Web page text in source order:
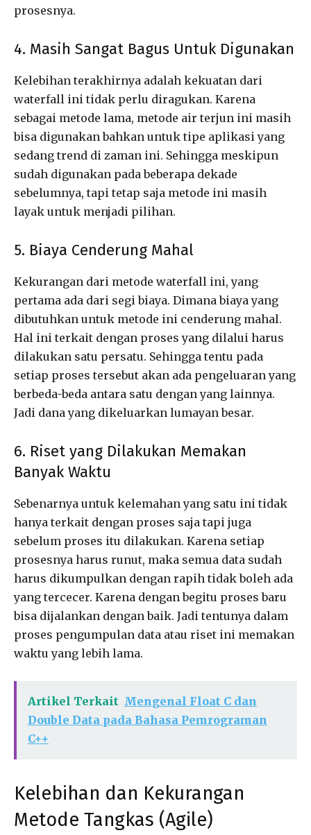
prosesnya.
4. Masih Sangat Bagus Untuk Digunakan
Kelebihan terakhirnya adalah kekuatan dari
waterfall ini tidak perlu diragukan. Karena
sebagai metode lama, metode air terjun ini masih
bisa digunakan bahkan untuk tipe aplikasi yang
sedang trend di zaman ini. Sehingga meskipun
sudah digunakan pada beberapa dekade
sebelumnya, tapi tetap saja metode ini masih
layak untuk menjadi pilihan.
5. Biaya Cenderung Mahal
Kekurangan dari metode waterfall ini, yang
pertama ada dari segi biaya. Dimana biaya yang
dibutuhkan untuk metode ini cenderung mahal.
Hal ini terkait dengan proses yang dilalui harus
dilakukan satu persatu. Sehingga tentu pada
setiap proses tersebut akan ada pengeluaran yang
berbeda-beda antara satu dengan yang lainnya.
Jadi dana yang dikeluarkan lumayan besar.
6. Riset yang Dilakukan Memakan
Banyak Waktu
Sebenarnya untuk kelemahan yang satu ini tidak
hanya terkait dengan proses saja tapi juga
sebelum proses itu dilakukan. Karena setiap
prosesnya harus runut, maka semua data sudah
harus dikumpulkan dengan rapih tidak boleh ada
yang tercecer. Karena dengan begitu proses baru
bisa dijalankan dengan baik. Jadi tentunya dalam
proses pengumpulan data atau riset ini memakan
waktu yang lebih lama.
Artikel Terkait Mengenal Float C dan
Double Data pada Bahasa Pemrograman
C++
Kelebihan dan Kekurangan
Metode Tangkas (Agile)